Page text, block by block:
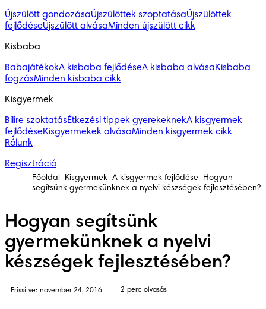
Újszülött gondozásaÚjszülöttek szoptatásaÚjszülöttek
fejlődéseÚjszülött alvásaMinden újszülött cikk
Kisbaba
BabajátékokA kisbaba fejlődéseA kisbaba alvásaKisbaba
fogzásMinden kisbaba cikk
Kisgyermek
Bilire szoktatásÉtkezési tippek gyerekeknekA kisgyermek
fejlődéseKisgyermekek alvásaMinden kisgyermek cikk
Rólunk
Regisztráció
Főoldal Kisgyermek A kisgyermek fejlődése
Hogyan
segítsünk gyermekünknek a nyelvi készségek fejlesztésében?
Hogyan segítsünk
gyermekünknek a nyelvi
készségek fejlesztésében?
Frissítve: november 24, 2016 2 perc olvasás